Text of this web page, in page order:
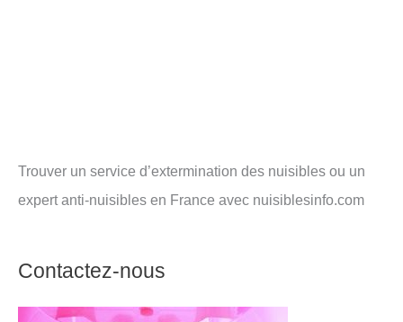
Trouver un service d’extermination des nuisibles ou un
expert anti-nuisibles en France avec nuisiblesinfo.com
Contactez-nous